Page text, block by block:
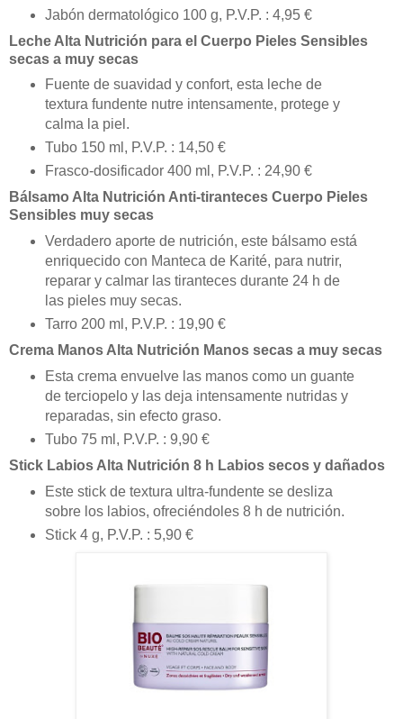
Jabón dermatológico 100 g, P.V.P. : 4,95 €
Leche Alta Nutrición para el Cuerpo Pieles Sensibles
secas a muy secas
Fuente de suavidad y confort, esta leche de
textura fundente nutre intensamente, protege y
calma la piel.
Tubo 150 ml, P.V.P. : 14,50 €
Frasco-dosificador 400 ml, P.V.P. : 24,90 €
Bálsamo Alta Nutrición Anti-tiranteces Cuerpo Pieles
Sensibles muy secas
Verdadero aporte de nutrición, este bálsamo está
enriquecido con Manteca de Karité, para nutrir,
reparar y calmar las tiranteces durante 24 h de
las pieles muy secas.
Tarro 200 ml, P.V.P. : 19,90 €
Crema Manos Alta Nutrición Manos secas a muy secas
Esta crema envuelve las manos como un guante
de terciopelo y las deja intensamente nutridas y
reparadas, sin efecto graso.
Tubo 75 ml, P.V.P. : 9,90 €
Stick Labios Alta Nutrición 8 h Labios secos y dañados
Este stick de textura ultra-fundente se desliza
sobre los labios, ofreciéndoles 8 h de nutrición.
Stick 4 g, P.V.P. : 5,90 €